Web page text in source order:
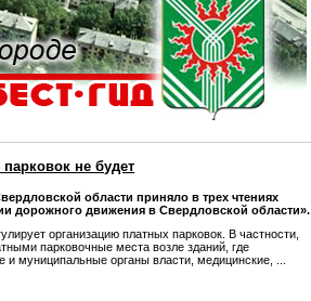
не будет
области приняло в трех чтениях
дорожного движения в Свердловской области».
организацию платных парковок. В частности,
парковочные места возле зданий, где
и муниципальные органы власти, медицинские,